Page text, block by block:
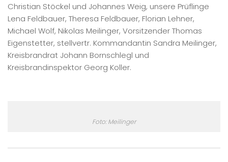
Christian Stöckel und Johannes Weig, unsere Prüflinge
Lena Feldbauer, Theresa Feldbauer, Florian Lehner,
Michael Wolf, Nikolas Meilinger, Vorsitzender Thomas
Eigenstetter, stellvertr. Kommandantin Sandra Meilinger,
Kreisbrandrat Johann Bornschlegl und
Kreisbrandinspektor Georg Koller.
Foto: Meilinger